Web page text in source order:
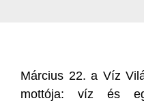
Március 22. a Víz
mottója: víz és